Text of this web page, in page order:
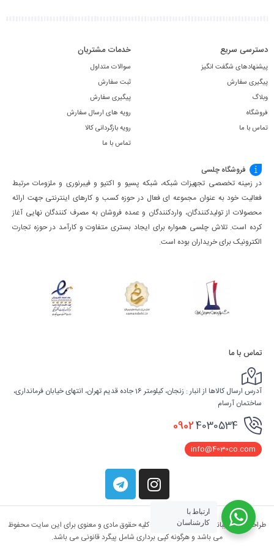
دسترسی سریع
پیشنهادهای شگفت انگیز
پیگیری سفارش
وبلاگ
فروشگاه
تماس با ما
خدمات مشتریان
سوالات متداول
ثبت سفارش
پیگیری سفارش
رویه های ارسال سفارش
رویه بازگردانی کالا
تماس با ما
فروشگاه چلسی
در زمینه تخصصی تجهیزات شبکه، شبکه پسیو و اکتیو و فیبرنوری و ملزومات مرتبط
فعالیت خود به عنوان مجموعه ای فعال در حوزه کسب ‌و کارهای اینترنتی جهت ارائه
محصولات از تولیدکنندگان، واردکنندگان و عمده فروشان به مصرف کنندگان نهایی آغاز
کرده است. تلاش چلسی همواره برای ایجاد بستری متفاوت و کارآمد در حوزه تجارت
الکترونیک برای خریداران بوده است.
تماس با ما
آدرس ارسال کالاها از انبار : زنجان، کیلومتر 16 جاده قدیم تهران، انتهای خیابان فرمانداری،
ساختمان آرسام
09024030534
info@4030co.com
طراحی و پشتیبانی ازشرکت آریو پارس
| کلیه حقوق مادی و معنوی برای این سایت محفوظ
می باشد و هرگونه کپی برداری شامل پیگرد قانونی می باشد.
ارتباط با
کارشناسان